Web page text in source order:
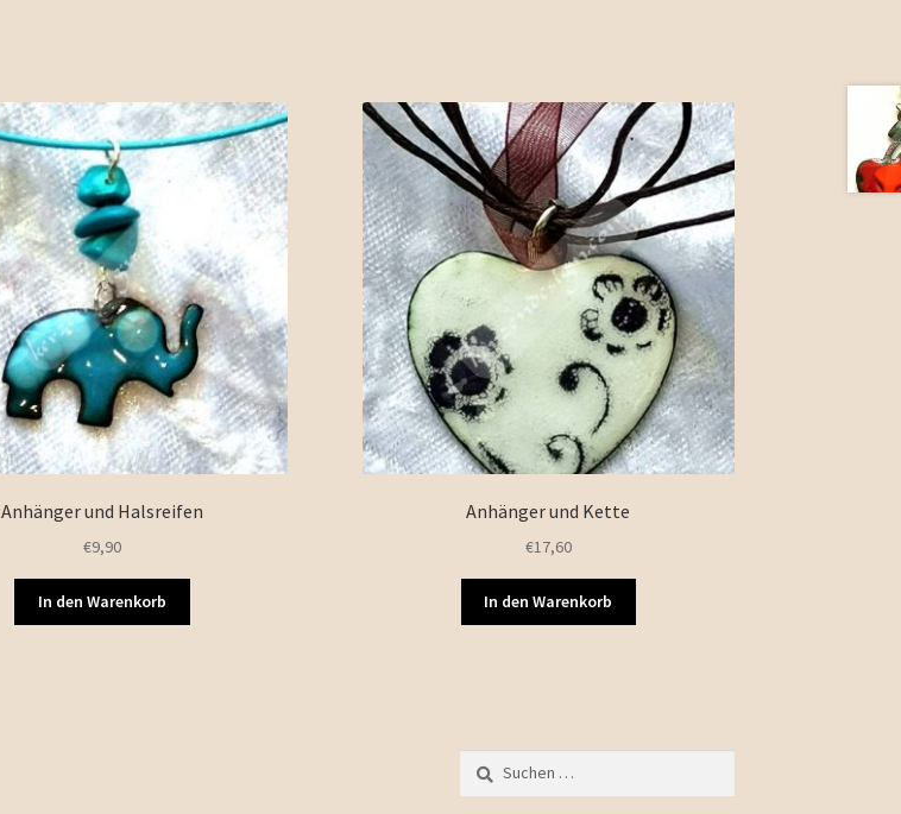
Anhänger und Halsreifen
€9,90
In den Warenkorb
Anhänger und Kette
€17,60
In den Warenkorb
nach: